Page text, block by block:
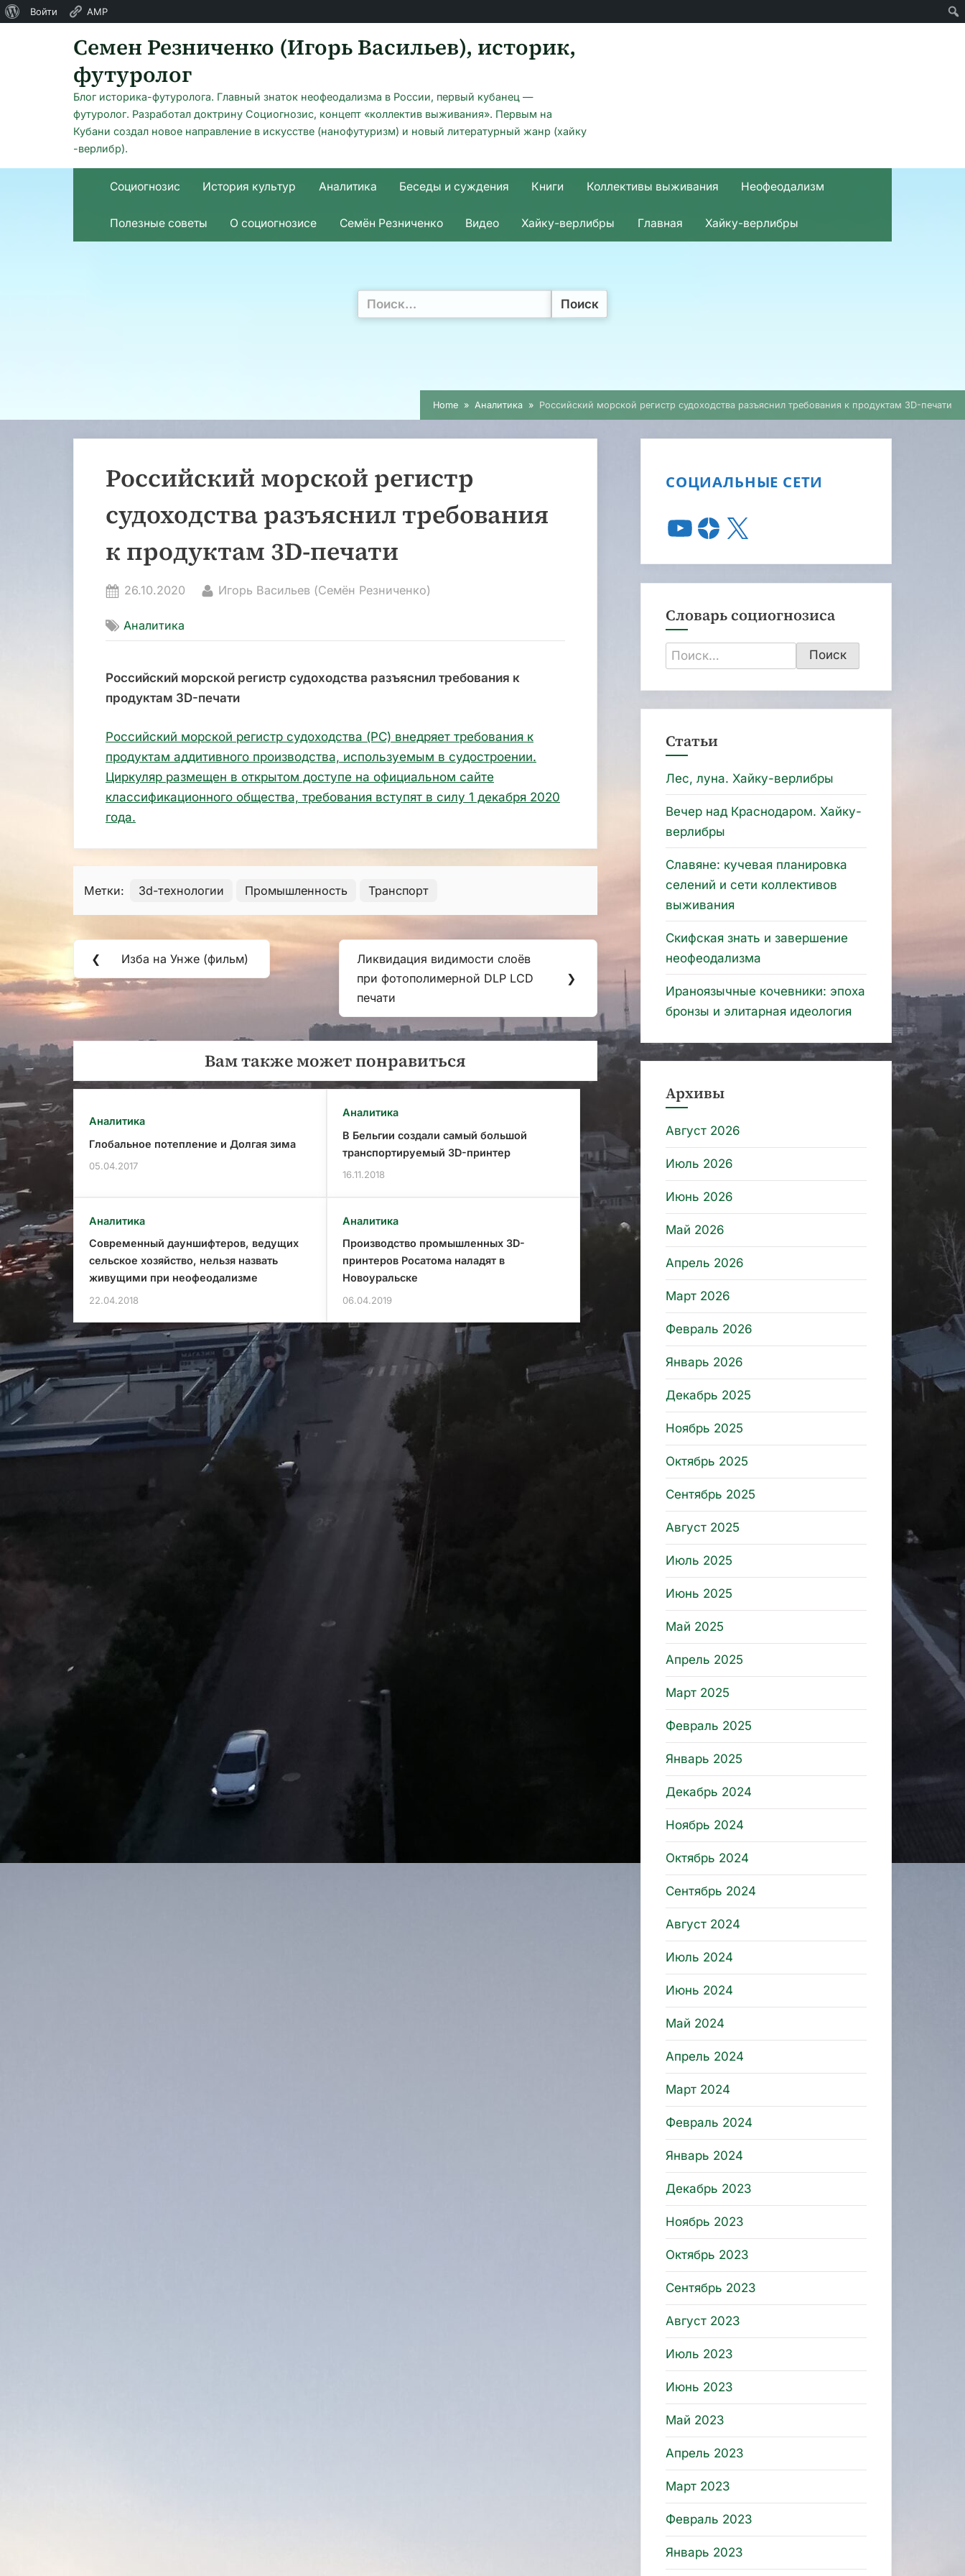
Войти AMP
Семен Резниченко (Игорь Васильев), историк,
футуролог
Блог историка-футуролога. Главный знаток неофеодализма в России, первый кубанец —
футуролог. Разработал доктрину Социогнозис, концепт «коллектив выживания». Первым на
Кубани создал новое направление в искусстве (нанофутуризм) и новый литературный жанр (хайку
-верлибр).
Cоциогнозис История культур Аналитика Беседы и суждения Книги Коллективы выживания Неофеодализм
Полезные советы О социогнозисе Семён Резниченко Видео Хайку-верлибры Главная Хайку-верлибры
Найти:
Home Аналитика Российский морской регистр судоходства разъяснил требования к продуктам 3D-печати
Российский морской регистр
судоходства разъяснил требования
к продуктам 3D-печати
Posted
26.10.2020 By
Игорь Васильев (Семён Резниченко)
Аналитика
Российский морской регистр судоходства разъяснил требования к
продуктам 3D-печати
Российский морской регистр судоходства (РС) внедряет требования к
продуктам аддитивного производства, используемым в судостроении.
Циркуляр размещен в открытом доступе на официальном сайте
классификационного общества, требования вступят в силу 1 декабря 2020
года.
Метки: 3d-технологии Промышленность Транспорт
Навигация
по
записям
❮
Предыдущая
запись:
Изба на Унже (фильм)
Следующая
запись:
Ликвидация видимости слоёв
при фотополимерной DLP LCD
печати
❯
Вам также может понравиться
Аналитика
Глобальное потепление и Долгая зима
05.04.2017
Аналитика
В Бельгии создали самый большой
транспортируемый 3D-принтер
16.11.2018
Аналитика
Современный дауншифтеров, ведущих
сельское хозяйство, нельзя назвать
живущими при неофеодализме
22.04.2018
Аналитика
Производство промышленных 3D-
принтеров Росатома наладят в
Новоуральске
06.04.2019
СОЦИАЛЬНЫЕ СЕТИ
Словарь социогнозиса
Найти:
Статьи
Лес, луна. Хайку-верлибры
Вечер над Краснодаром. Хайку-
верлибры
Славяне: кучевая планировка
селений и сети коллективов
выживания
Скифская знать и завершение
неофеодализма
Ираноязычные кочевники: эпоха
бронзы и элитарная идеология
Архивы
Август 2026
Июль 2026
Июнь 2026
Май 2026
Апрель 2026
Март 2026
Февраль 2026
Январь 2026
Декабрь 2025
Ноябрь 2025
Октябрь 2025
Сентябрь 2025
Август 2025
Июль 2025
Июнь 2025
Май 2025
Апрель 2025
Март 2025
Февраль 2025
Январь 2025
Декабрь 2024
Ноябрь 2024
Октябрь 2024
Сентябрь 2024
Август 2024
Июль 2024
Июнь 2024
Май 2024
Апрель 2024
Март 2024
Февраль 2024
Январь 2024
Декабрь 2023
Ноябрь 2023
Октябрь 2023
Сентябрь 2023
Август 2023
Июль 2023
Июнь 2023
Май 2023
Апрель 2023
Март 2023
Февраль 2023
Январь 2023